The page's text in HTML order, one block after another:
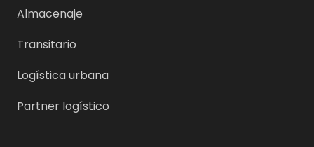
Almacenaje
Transitario
Logística urbana
Partner logístico